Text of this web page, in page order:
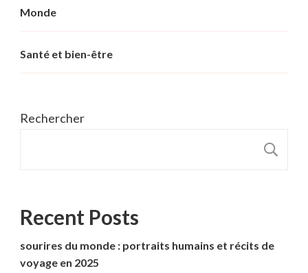
Monde
Santé et bien-être
Rechercher
Recent Posts
sourires du monde : portraits humains et récits de
voyage en 2025